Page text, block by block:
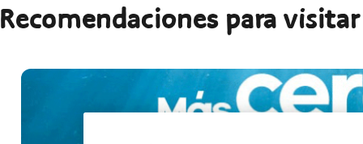
Recomendaciones para